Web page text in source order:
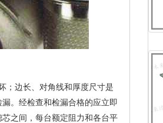
；边长、对角线和厚度尺寸是
。经检查和检漏合格的应立即
之间，每台额定阻力和各台平